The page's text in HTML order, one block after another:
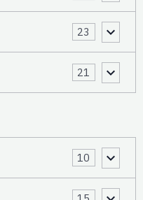
23
21
10